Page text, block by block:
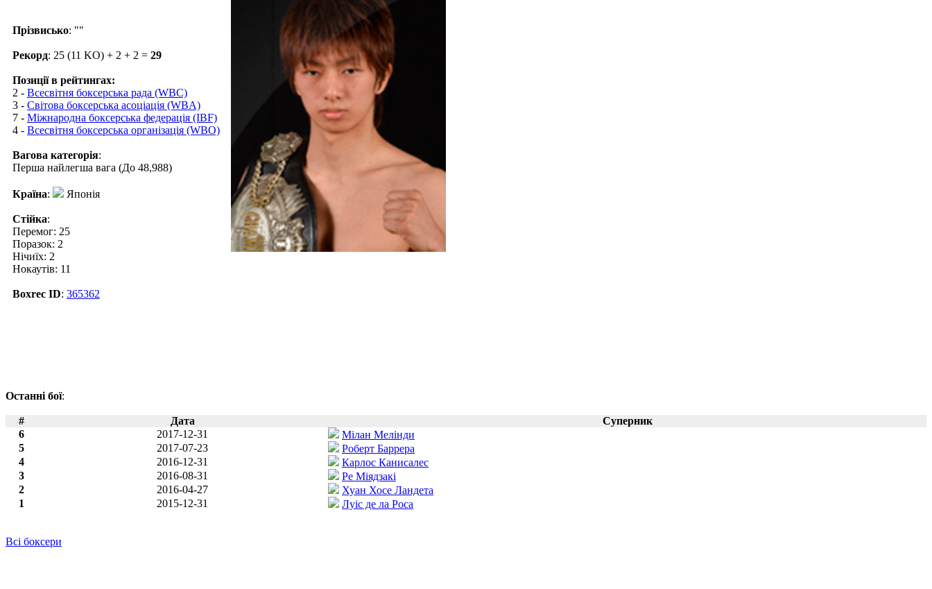
Прізвисько: ""
Рекорд: 25 (11 KO) + 2 + 2 = 29
Позиції в рейтингах:
2 - Всесвітня боксерська рада (WBC)
3 - Світова боксерська асоціація (WBA)
7 - Міжнародна боксерська федерація (IBF)
4 - Всесвітня боксерська організація (WBO)
Вагова категорія:
Перша найлегша вага (До 48,988)
Країна: Японія
Стійка:
Перемог: 25
Поразок: 2
Нічиїх: 2
Нокаутів: 11
Boxrec ID: 365362
Останні бої:
# Дата
Суперник
6
2017-12-31
Мілан Мелінди
5
2017-07-23
Роберт Баррера
4
2016-12-31
Карлос Канисалес
3
2016-08-31
Ре Міядзакі
2
2016-04-27
Хуан Хосе Ландета
1
2015-12-31 Луіс де ла Роса
Всі боксери